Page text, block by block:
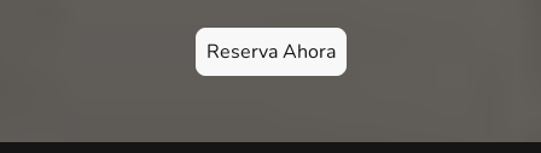
Reserva Ahora